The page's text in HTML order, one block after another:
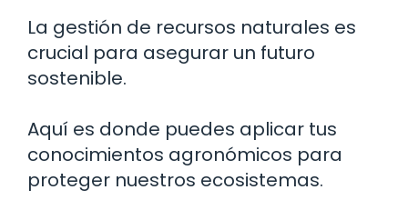
La gestión de recursos naturales es
crucial para asegurar un futuro
sostenible.
Aquí es donde puedes aplicar tus
conocimientos agronómicos para
proteger nuestros ecosistemas.